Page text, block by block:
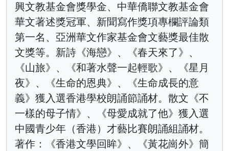
興文教基金會獎學金、中華僑聯文教基金會
華文著述獎冠軍、新聞寫作獎項專欄評論類
第一名、亞洲華文作家基金會文藝獎最佳散
文獎等。新詩《海戀》、《春天來了》、
《山旅》、《和著水聲一起輕歌》、《星月
夜》、《生命的恩典》、《生命成長的意
義》獲入選香港學校朗誦節誦材。散文《不
一樣的母子情》、《母愛成就了他》獲入選
中國青少年（香港）才藝比賽朗誦組誦材。
著作：《香港文學回眸》、《黃花崗外》簡